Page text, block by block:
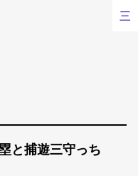
と捕遊三守っち
三